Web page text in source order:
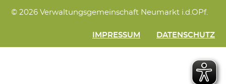
© 2026 Verwaltungsgemeinschaft Neumarkt i.d.OPf.
IMPRESSUM DATENSCHUTZ